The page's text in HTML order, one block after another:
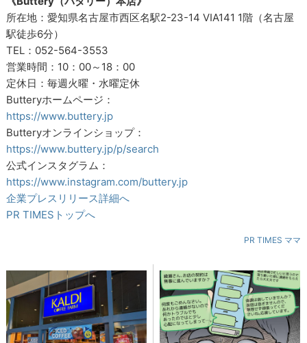
所在地：愛知県名古屋市西区名駅2-23-14 VIA141 1階（名古屋
駅徒歩6分）
TEL：052-564-3553
営業時間：10：00～18：00
定休日：毎週火曜・水曜定休
Butteryホームページ：
https://www.buttery.jp
Butteryオンラインショップ：
https://www.buttery.jp/p/search
公式インスタグラム：
https://www.instagram.com/buttery.jp
企業プレスリリース詳細へ
PR TIMESトップへ
PR TIMES ママ